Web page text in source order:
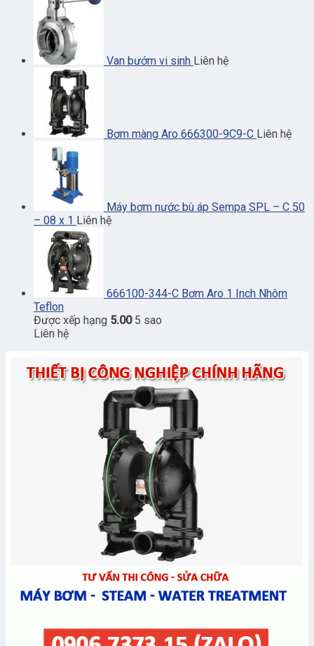
Van bướm vi sinh Liên hệ
Bơm màng Aro 666300-9C9-C Liên hệ
Máy bơm nước bù áp Sempa SPL – C 50
– 08 x 1 Liên hệ
666100-344-C Bơm Aro 1 Inch Nhôm
Teflon
Được xếp hạng 5.005 sao
Liên hệ